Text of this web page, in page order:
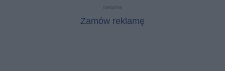
reklama
Zamów reklamę